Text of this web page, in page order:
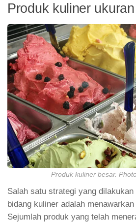
Produk kuliner
Produk kuliner besar.
Salah satu strategi yang dilakukan
bidang kuliner adalah menawarkan
Sejumlah produk yang telah